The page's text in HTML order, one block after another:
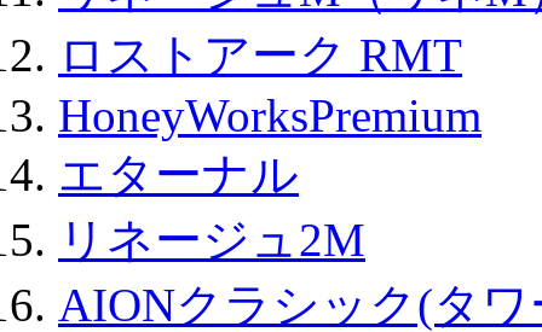
ロストアーク RMT
HoneyWorksPremium
エターナル
リネージュ2M
AIONクラシック(タ